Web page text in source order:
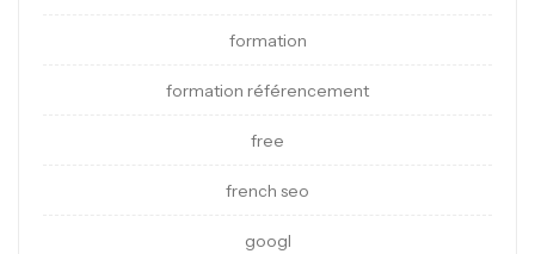
formation
formation référencement
free
french seo
googl